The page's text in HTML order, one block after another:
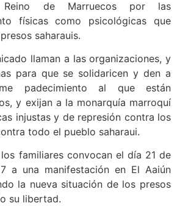
Reino de Marruecos por las
físicas como psicológicas que
saharauis.
llaman a las organizaciones, y
para que se solidaricen y den a
padecimiento al que están
y exijan a la monarquía marroquí
injustas y de represión contra los
todo el pueblo saharaui.
familiares convocan el día 21 de
a una manifestación en El Aaiún
la nueva situación de los presos
su libertad.